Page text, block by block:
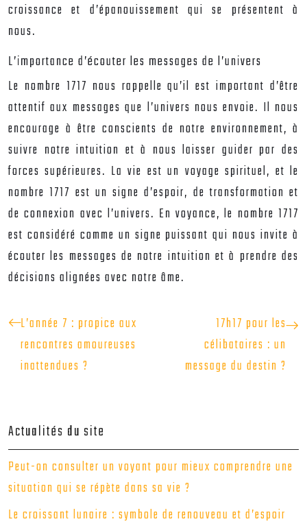
croissance et d’épanouissement qui se présentent à
nous.
L’importance d’écouter les messages de l’univers
Le nombre 1717 nous rappelle qu’il est important d’être
attentif aux messages que l’univers nous envoie. Il nous
encourage à être conscients de notre environnement, à
suivre notre intuition et à nous laisser guider par des
forces supérieures. La vie est un voyage spirituel, et le
nombre 1717 est un signe d’espoir, de transformation et
de connexion avec l’univers. En voyance, le nombre 1717
est considéré comme un signe puissant qui nous invite à
écouter les messages de notre intuition et à prendre des
décisions alignées avec notre âme.
L’année 7 : propice aux
rencontres amoureuses
inattendues ?
17h17 pour les
célibataires : un
message du destin ?
Actualités du site
Peut-on consulter un voyant pour mieux comprendre une
situation qui se répète dans sa vie ?
Le croissant lunaire : symbole de renouveau et d’espoir